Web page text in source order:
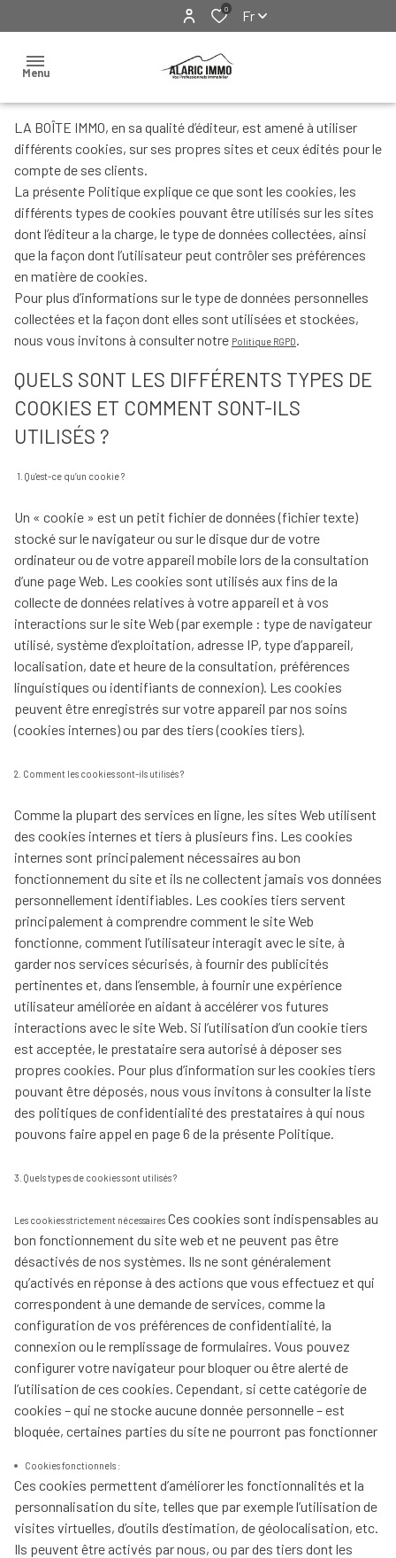
0 Fr
Menu
Nos
biens
Locations
Exclusivités
& Visites
virtuelles
Immobilier
Ventes
Locations
Estimation
LA BOÎTE IMMO, en sa qualité d’éditeur, est amené à utiliser
différents cookies, sur ses propres sites et ceux édités pour le
compte de ses clients.
La présente Politique explique ce que sont les cookies, les
différents types de cookies pouvant être utilisés sur les sites
dont l’éditeur a la charge, le type de données collectées, ainsi
que la façon dont l’utilisateur peut contrôler ses préférences
en matière de cookies.
Pour plus d’informations sur le type de données personnelles
collectées et la façon dont elles sont utilisées et stockées,
nous vous invitons à consulter notre Politique RGPD.
QUELS SONT LES DIFFÉRENTS TYPES DE
COOKIES ET COMMENT SONT-ILS
UTILISÉS ?
1. Qu'est-ce qu’un cookie ?
Un « cookie » est un petit fichier de données (fichier texte)
stocké sur le navigateur ou sur le disque dur de votre
ordinateur ou de votre appareil mobile lors de la consultation
d’une page Web. Les cookies sont utilisés aux fins de la
collecte de données relatives à votre appareil et à vos
interactions sur le site Web (par exemple : type de navigateur
utilisé, système d’exploitation, adresse IP, type d’appareil,
localisation, date et heure de la consultation, préférences
linguistiques ou identifiants de connexion). Les cookies
peuvent être enregistrés sur votre appareil par nos soins
(cookies internes) ou par des tiers (cookies tiers).
2. Comment les cookies sont-ils utilisés ?
Comme la plupart des services en ligne, les sites Web utilisent
des cookies internes et tiers à plusieurs fins. Les cookies
internes sont principalement nécessaires au bon
fonctionnement du site et ils ne collectent jamais vos données
personnellement identifiables. Les cookies tiers servent
principalement à comprendre comment le site Web
fonctionne, comment l’utilisateur interagit avec le site, à
garder nos services sécurisés, à fournir des publicités
pertinentes et, dans l’ensemble, à fournir une expérience
utilisateur améliorée en aidant à accélérer vos futures
interactions avec le site Web. Si l’utilisation d’un cookie tiers
est acceptée, le prestataire sera autorisé à déposer ses
propres cookies. Pour plus d’information sur les cookies tiers
pouvant être déposés, nous vous invitons à consulter la liste
des politiques de confidentialité des prestataires à qui nous
pouvons faire appel en page 6 de la présente Politique.
3. Quels types de cookies sont utilisés ?
Les cookies strictement nécessaires Ces cookies sont indispensables au
bon fonctionnement du site web et ne peuvent pas être
désactivés de nos systèmes. Ils ne sont généralement
qu’activés en réponse à des actions que vous effectuez et qui
correspondent à une demande de services, comme la
configuration de vos préférences de confidentialité, la
connexion ou le remplissage de formulaires. Vous pouvez
configurer votre navigateur pour bloquer ou être alerté de
l’utilisation de ces cookies. Cependant, si cette catégorie de
cookies – qui ne stocke aucune donnée personnelle – est
bloquée, certaines parties du site ne pourront pas fonctionner
Cookies fonctionnels :
Ces cookies permettent d’améliorer les fonctionnalités et la
personnalisation du site, telles que par exemple l’utilisation de
visites virtuelles, d’outils d’estimation, de géolocalisation, etc.
Ils peuvent être activés par nous, ou par des tiers dont les